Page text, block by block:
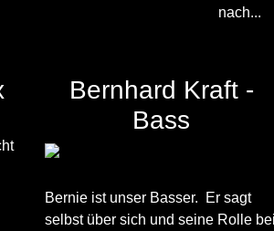
nach...
Bernhard Kraft -
Bass
Bernie ist unser Basser. Er sagt
selbst über sich und seine Rolle bei